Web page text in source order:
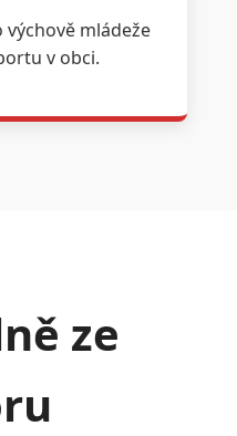
mládeže
v obci.
ze